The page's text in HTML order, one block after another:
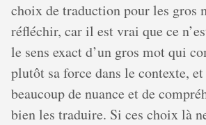
choix de traduction pour les gros
réfléchir, car il est vrai que ce
le sens exact d’un gros mot qui
plutôt sa force dans le contexte,
beaucoup de nuance et de
bien les traduire. Si ces choix là